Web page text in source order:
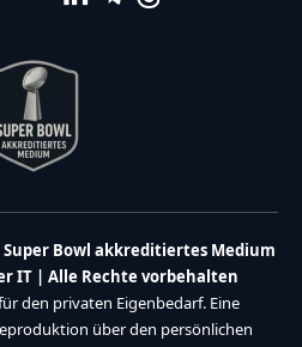
Super Bowl akkreditiertes Medium
IT | Alle Rechte vorbehalten
den privaten Eigenbedarf. Eine
über den persönlichen